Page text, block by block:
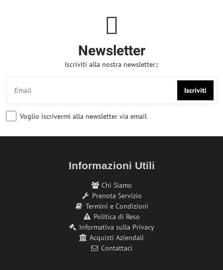
Newsletter
Iscriviti alla nostra newsletter::
Iscriviti
Voglio iscrivermi alla newsletter via email
Informazioni Utili
Chi Siamo
Prenota Servizio
Termini e Condizioni
Politica di Reso
Informativa sulla Privacy
Acquisti Aziendali
Contattaci